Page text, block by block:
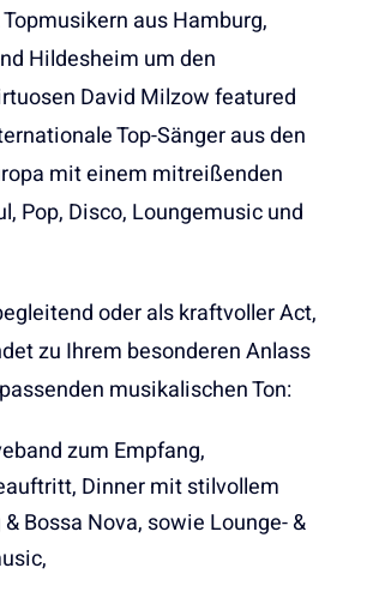
aus Hamburg,
Hildesheim um den
David Milzow featured
Top-Sänger aus den
mit einem mitreißenden
Pop, Disco, Loungemusic und
oder als kraftvoller Act,
zu Ihrem besonderen Anlass
musikalischen Ton:
zum Empfang,
Dinner mit stilvollem
Bossa Nova, sowie Lounge- &